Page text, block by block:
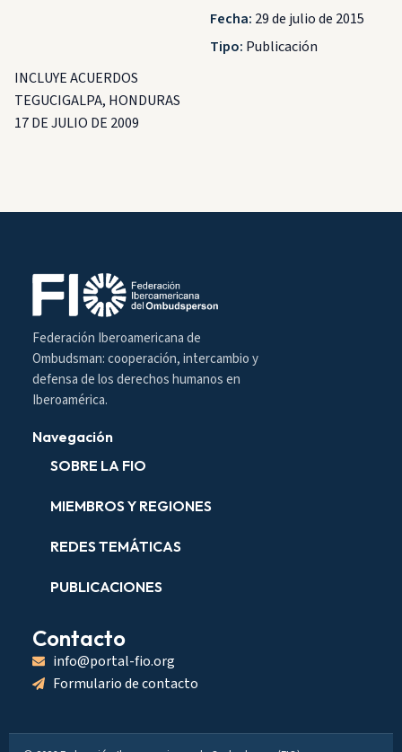
Fecha: 29 de julio de 2015
Tipo: Publicación
INCLUYE ACUERDOS
TEGUCIGALPA, HONDURAS
17 DE JULIO DE 2009
Federación Iberoamericana de
Ombudsman: cooperación, intercambio y
defensa de los derechos humanos en
Iberoamérica.
Navegación
SOBRE LA FIO
MIEMBROS Y REGIONES
REDES TEMÁTICAS
PUBLICACIONES
Contacto
info@portal-fio.org
Formulario de contacto